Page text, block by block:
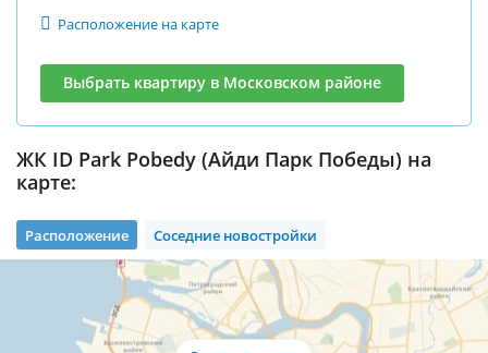
Расположение на карте
Выбрать квартиру в Московском районе
ЖК ID Park Pobedy (Айди Парк Победы) на
карте:
Расположение Соседние новостройки